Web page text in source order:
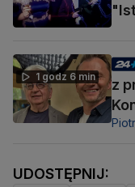
1 godz 6 min
z
UDOSTĘPNIJ: